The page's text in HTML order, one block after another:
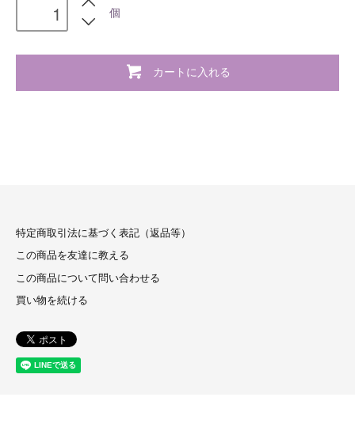
個
カートに入れる
特定商取引法に基づく表記（返品等）
この商品を友達に教える
この商品について問い合わせる
買い物を続ける